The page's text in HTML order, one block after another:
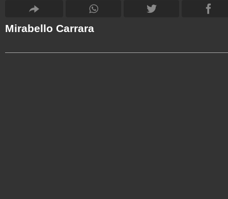
Mirabello Carrara